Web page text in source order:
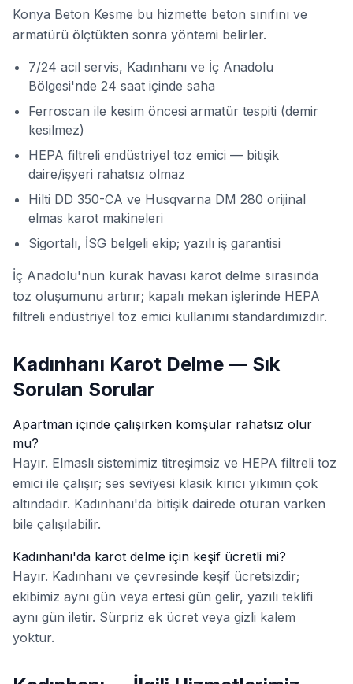
Konya Beton Kesme bu hizmette beton sınıfını ve
armatürü ölçtükten sonra yöntemi belirler.
7/24 acil servis, Kadınhanı ve İç Anadolu
Bölgesi'nde 24 saat içinde saha
Ferroscan ile kesim öncesi armatür tespiti (demir
kesilmez)
HEPA filtreli endüstriyel toz emici — bitişik
daire/işyeri rahatsız olmaz
Hilti DD 350-CA ve Husqvarna DM 280 orijinal
elmas karot makineleri
Sigortalı, İSG belgeli ekip; yazılı iş garantisi
İç Anadolu'nun kurak havası karot delme sırasında
toz oluşumunu artırır; kapalı mekan işlerinde HEPA
filtreli endüstriyel toz emici kullanımı standardımızdır.
Kadınhanı Karot Delme — Sık
Sorulan Sorular
Apartman içinde çalışırken komşular rahatsız olur
mu?
Hayır. Elmaslı sistemimiz titreşimsiz ve HEPA filtreli toz
emici ile çalışır; ses seviyesi klasik kırıcı yıkımın çok
altındadır. Kadınhanı'da bitişik dairede oturan varken
bile çalışılabilir.
Kadınhanı'da karot delme için keşif ücretli mi?
Hayır. Kadınhanı ve çevresinde keşif ücretsizdir;
ekibimiz aynı gün veya ertesi gün gelir, yazılı teklifi
aynı gün iletir. Sürpriz ek ücret veya gizli kalem
yoktur.